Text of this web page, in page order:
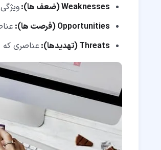
Weaknesses(ضعف ها):
Opportunities(فرصت ها):
Threats(تهدیدها):عناصری که